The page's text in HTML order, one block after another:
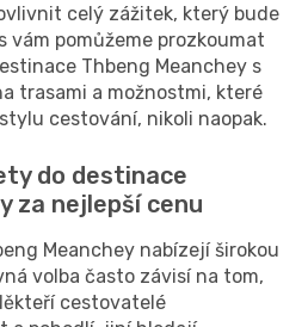
celý zážitek, který bude
vám pomůžeme prozkoumat
Thbeng Meanchey s
trasami a možnostmi, které
cestování, nikoli naopak.
do destinace
za nejlepší cenu
Meanchey nabízejí širokou
volba často závisí na tom,
cestovatelé